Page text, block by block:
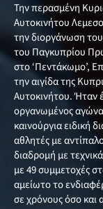
Την περασμένη
Αυτοκινήτου
την διοργάνωση
του Παγκυπρίου
στο ‘Πεντάκωμο’,
την αιγίδα της
Αυτοκινήτου. Ήταν
οργανωμένος
καινούργια ειδική
αθλητές με
διαδρομή με
με 49 συμμετοχές
αμείωτο το
σε χρόνους όσο